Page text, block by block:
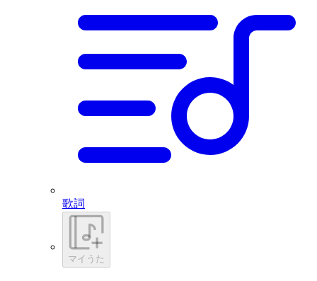
歌詞
マイうた